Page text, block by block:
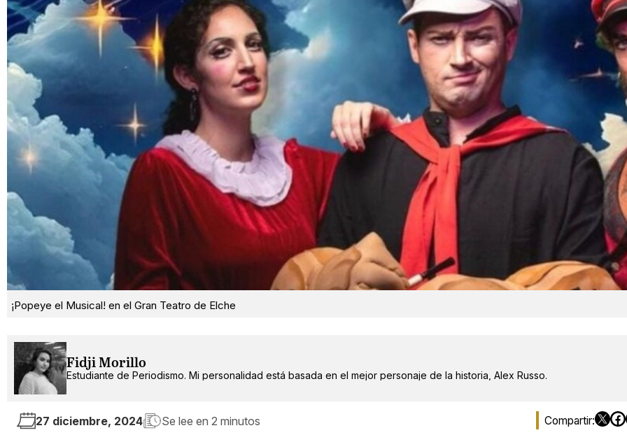
¡Popeye el Musical! en el Gran Teatro de Elche
Fidji Morillo
Estudiante de Periodismo. Mi personalidad está basada en el mejor personaje de la historia, Alex Russo.
27 diciembre, 2024 Se lee en 2 minutos